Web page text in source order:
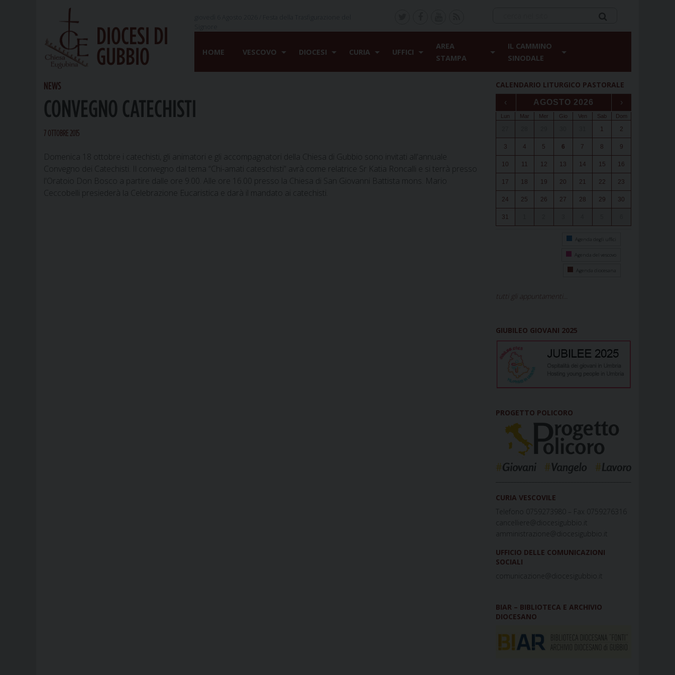
DIOCESI DI
GUBBIO
HOME VESCOVO DIOCESI CURIA UFFICI
AREA
STAMPA
IL CAMMINO
SINODALE
NEWS
CONVEGNO CATECHISTI
7 OTTOBRE 2015
Domenica 18 ottobre i catechisti, gli animatori e gli accompagnatori della Chiesa di Gubbio sono invitati all'annuale
Convegno dei Catechisti. Il convegno dal tema “Chi-amati cateschisti” avrà come relatrice Sr Katia Roncalli e si terrà presso
l'Oratoio Don Bosco a partire dalle ore 9.00. Alle ore 16.00 presso la Chiesa di San Giovanni Battista mons. Mario
Ceccobelli presiederà la Celebrazione Eucaristica e darà il mandato ai catechisti.
CALENDARIO LITURGICO PASTORALE
‹ AGOSTO 2026 ›
Lun Mar Mer Gio Ven Sab Dom
1 2
3 4 5 6 7 8 9
10 11 12 13 14 15 16
17 18 19 20 21 22 23
24 25 26 27 28 29 30
31
Agenda degli uffici
Agenda del vescovo
Agenda diocesana
tutti gli appuntamenti...
GIUBILEO GIOVANI 2025
PROGETTO POLICORO
CURIA VESCOVILE
Telefono 0759273980 – Fax 0759276316
cancelliere@diocesigubbio.it
amministrazione@diocesigubbio.it
UFFICIO DELLE COMUNICAZIONI
SOCIALI
comunicazione@diocesigubbio.it
BIAR – BIBLIOTECA E ARCHIVIO
DIOCESANO